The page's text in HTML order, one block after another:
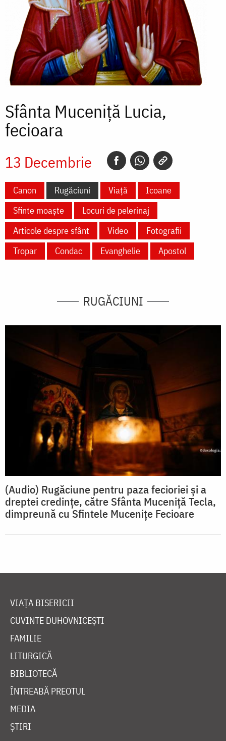
Sfânta Muceniță Lucia,
fecioara
13 Decembrie
Canon Rugăciuni Viață
Icoane
Sfinte moaște
Locuri de pelerinaj
Articole despre sfânt
Video
Fotografii
Tropar
Condac Evanghelie Apostol
RUGĂCIUNI
(Audio) Rugăciune pentru paza fecioriei și a
dreptei credințe, către Sfânta Muceniță Tecla,
dimpreună cu Sfintele Mucenițe Fecioare
VIAȚA BISERICII
CUVINTE DUHOVNICEȘTI
FAMILIE
LITURGICĂ
BIBLIOTECĂ
ÎNTREABĂ PREOTUL
MEDIA
ȘTIRI